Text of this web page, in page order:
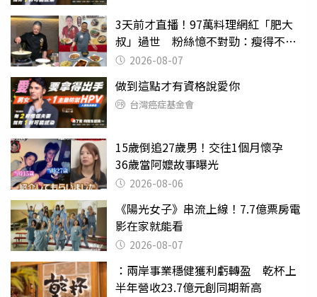
3天前才直播！97萬料理網紅「肥大
叔」過世 粉絲憶不對勁：瘦得不合
理 2026-08-07
做到這點才有資格說愛你
台灣癌症基金會
15歲倒追27歲男！交往1個月懷孕
36歲當阿嬤故事曝光
2026-08-06
《陽光女子》串流上線！7.7億票房電
影在家就能看
2026-08-07
：兩岸事業穩健獲利虧轉盈 乾杯上
半年營收23.7億元創同期新高